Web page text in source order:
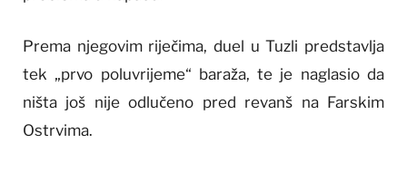
Prema njegovim riječima, duel u Tuzli predstavlja
tek „prvo poluvrijeme“ baraža, te je naglasio da
ništa još nije odlučeno pred revanš na Farskim
Ostrvima.